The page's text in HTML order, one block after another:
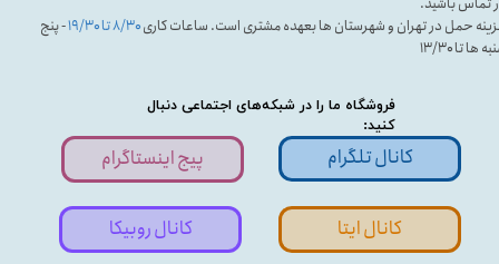
فروشگاه ما را در شبکه‌های اجتماعی دنبال
کنید:
حمل در تهران و شهرستان ها بعهده مشتری است. ساعات کاری۸/۳۰ تا ۱۹/۳۰
- پنج
ها تا ۱۳/۳۰
پیج اینستاگرام کانال تلگرام
کانال ایتا کانال روبیکا